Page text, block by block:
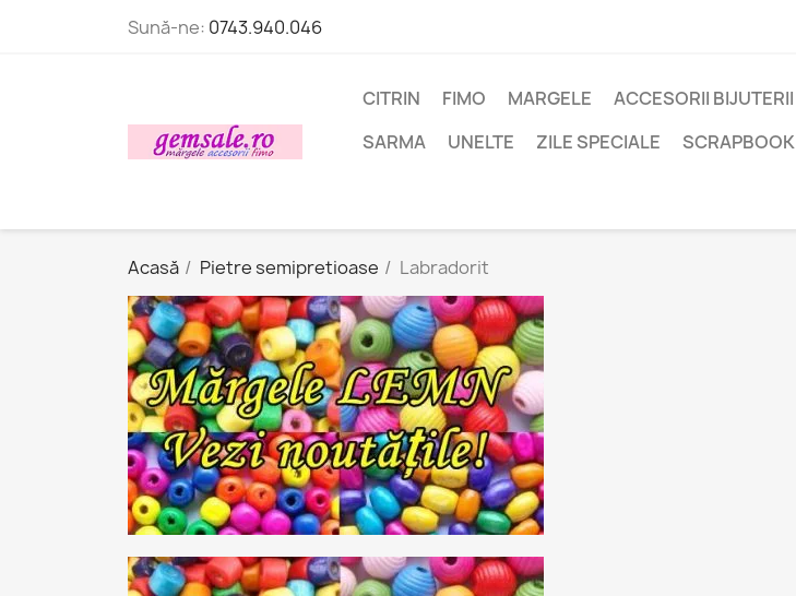
Sună-ne: 0743.940.046
CITRIN FIMO MARGELE ACCESORII BIJUTERII
SARMA
UNELTE ZILE SPECIALE SCRAPBOOK
Acasă Pietre semipretioase Labradorit